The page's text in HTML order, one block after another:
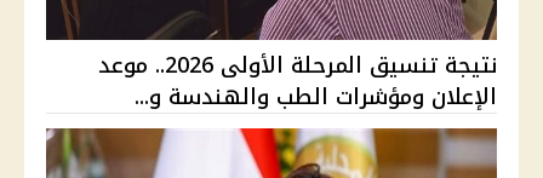
نتيجة تنسيق المرحلة الأولى 2026.. موعد
الإعلان ومؤشرات الطب والهندسة و...